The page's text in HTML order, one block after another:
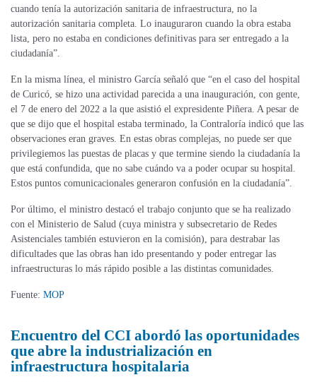
cuando tenía la autorización sanitaria de infraestructura, no la
autorización sanitaria completa. Lo inauguraron cuando la obra estaba
lista, pero no estaba en condiciones definitivas para ser entregado a la
ciudadanía”.
En la misma línea, el ministro García señaló que “en el caso del hospital
de Curicó, se hizo una actividad parecida a una inauguración, con gente,
el 7 de enero del 2022 a la que asistió el expresidente Piñera. A pesar de
que se dijo que el hospital estaba terminado, la Contraloría indicó que las
observaciones eran graves. En estas obras complejas, no puede ser que
privilegiemos las puestas de placas y que termine siendo la ciudadanía la
que está confundida, que no sabe cuándo va a poder ocupar su hospital.
Estos puntos comunicacionales generaron confusión en la ciudadanía”.
Por último, el ministro destacó el trabajo conjunto que se ha realizado
con el Ministerio de Salud (cuya ministra y subsecretario de Redes
Asistenciales también estuvieron en la comisión), para destrabar las
dificultades que las obras han ido presentando y poder entregar las
infraestructuras lo más rápido posible a las distintas comunidades.
Fuente: MOP
Encuentro del CCI abordó las oportunidades
que abre la industrialización en
infraestructura hospitalaria